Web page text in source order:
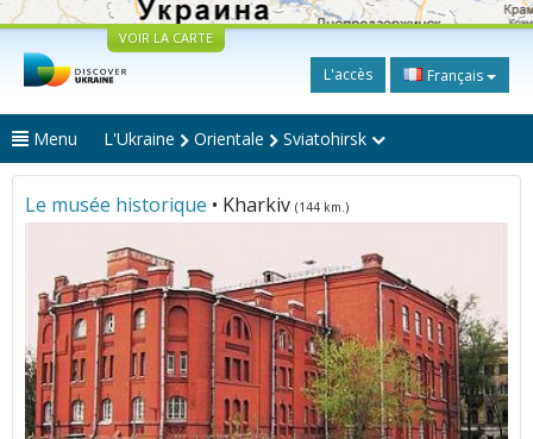
VOIR LA CARTE
L'accès Français
Menu L'Ukraine Orientale Sviatohirsk
Le musée historique • Kharkiv (144 km.)